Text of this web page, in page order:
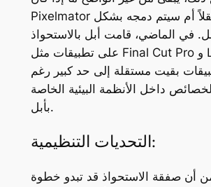
Pixelmator سيظل مستقلاً أم سيتم دمجه بشكل
في الماضي، قامت أبل بالاستحواذ
على تطبيقات مثل Final Cut Pro و Logic Pro،
بقيت مستقلة إلى حد كبير رغم
داخل الأنظمة البيئية الخاصة
بأبل.
التحديات التنظيمية:
أن صفقة الاستحواذ قد تبدو خطوة